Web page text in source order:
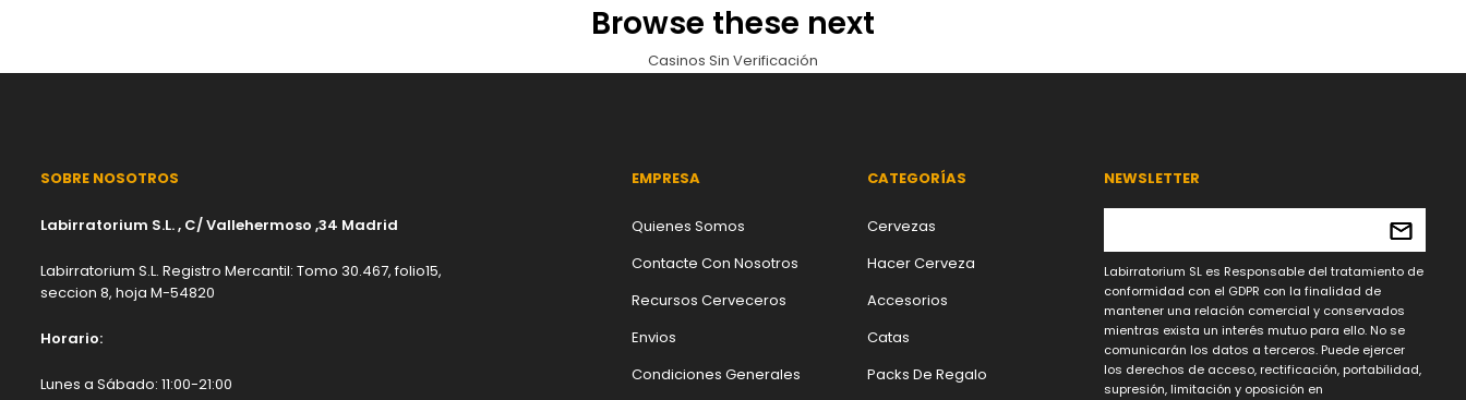
Browse these next
Casinos Sin Verificación
SOBRE NOSOTROS
Labirratorium S.L. , C/ Vallehermoso ,34 Madrid
Labirratorium S.L. Registro Mercantil: Tomo 30.467, folio15,
seccion 8, hoja M-54820
Horario:
Lunes a Sábado: 11:00-21:00
EMPRESA
Quienes Somos
Contacte Con Nosotros
Recursos Cerveceros
Envios
Condiciones Generales
CATEGORÍAS
Cervezas
Hacer Cerveza
Accesorios
Catas
Packs De Regalo
NEWSLETTER
Labirratorium SL es Responsable del tratamiento de
conformidad con el GDPR con la finalidad de
mantener una relación comercial y conservados
mientras exista un interés mutuo para ello. No se
comunicarán los datos a terceros. Puede ejercer
los derechos de acceso, rectificación, portabilidad,
supresión, limitación y oposición en